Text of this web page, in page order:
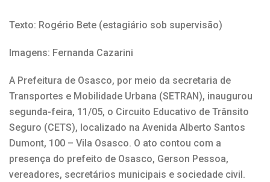
Texto: Rogério Bete (estagiário sob supervisão)
Imagens: Fernanda Cazarini
A Prefeitura de Osasco, por meio da secretaria de
Transportes e Mobilidade Urbana (SETRAN), inaugurou
segunda-feira, 11/05, o Circuito Educativo de Trânsito
Seguro (CETS), localizado na Avenida Alberto Santos
Dumont, 100 – Vila Osasco. O ato contou com a
presença do prefeito de Osasco, Gerson Pessoa,
vereadores, secretários municipais e sociedade civil.